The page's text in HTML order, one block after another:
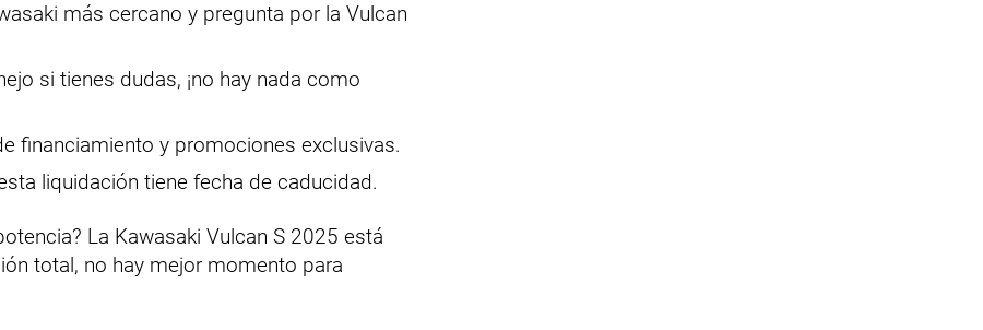
más cercano y pregunta por la Vulcan
si tienes dudas, ¡no hay nada como
financiamiento y promociones exclusivas.
liquidación tiene fecha de caducidad.
La Kawasaki Vulcan S 2025 está
total, no hay mejor momento para